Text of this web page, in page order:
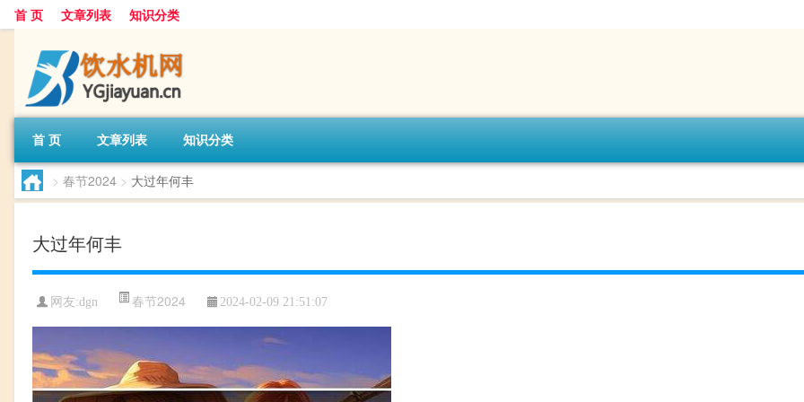
首 页 文章列表 知识分类
首 页 文章列表 知识分类
> 春节2024 > 大过年何丰
大过年何丰
网友:dgn 春节2024 2024-02-09 21:51:07